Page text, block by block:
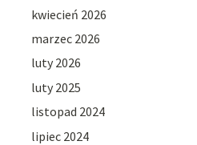
kwiecień 2026
marzec 2026
luty 2026
luty 2025
listopad 2024
lipiec 2024